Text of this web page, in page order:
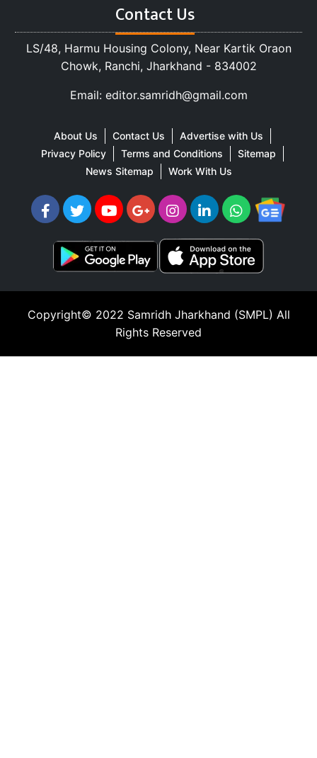
Contact Us
LS/48, Harmu Housing Colony, Near Kartik Oraon
Chowk, Ranchi, Jharkhand - 834002
Email: editor.samridh@gmail.com
About Us Contact Us
Advertise with Us
Privacy Policy
Terms and Conditions
Sitemap
News Sitemap
Work With Us
Copyright© 2022 Samridh Jharkhand (SMPL) All
Rights Reserved